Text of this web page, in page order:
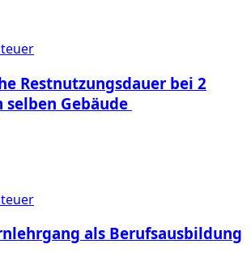
Restnutzungsdauer bei 2
Gebäude
als Berufsausbildung